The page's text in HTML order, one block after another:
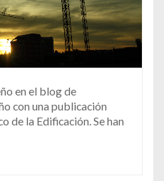
en el blog de
con una publicación
de la Edificación. Se han